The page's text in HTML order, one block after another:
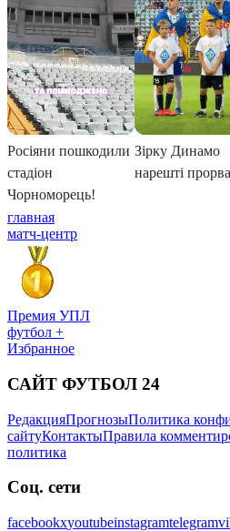
главная
матч-центр
Премия УПЛ
футбол +
Избранное
САЙТ ФУТБОЛ 24
РедакцияПрогнозыПолитика
сайтуКонтактыПравила
политика
Соц. сети
facebookxyoutubeinstagramtelegram